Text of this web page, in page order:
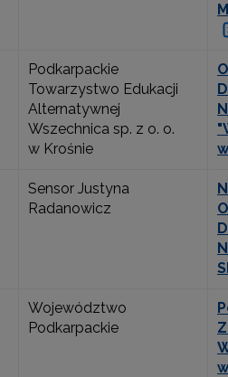
Podkarpackie
Towarzystwo Edukacji
Alternatywnej
Wszechnica sp. z o. o.
w Krośnie
Sensor Justyna
Radanowicz
Województwo
Podkarpackie